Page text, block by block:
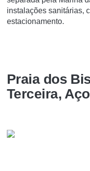
instalações sanitárias,
estacionamento.
Praia dos
Terceira,